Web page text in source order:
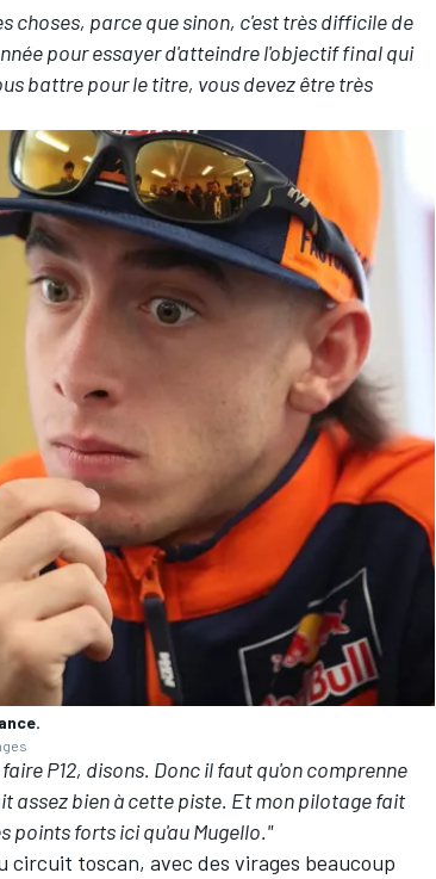
choses, parce que sinon, c'est très difficile de
pour essayer d'atteindre l'objectif final qui
battre pour le titre, vous devez être très
P12, disons. Donc il faut qu'on comprenne
assez bien à cette piste. Et mon pilotage fait
points forts ici qu'au Mugello."
toscan, avec des virages beaucoup